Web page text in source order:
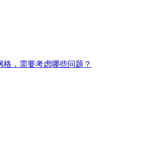
格，需要考虑哪些问题？